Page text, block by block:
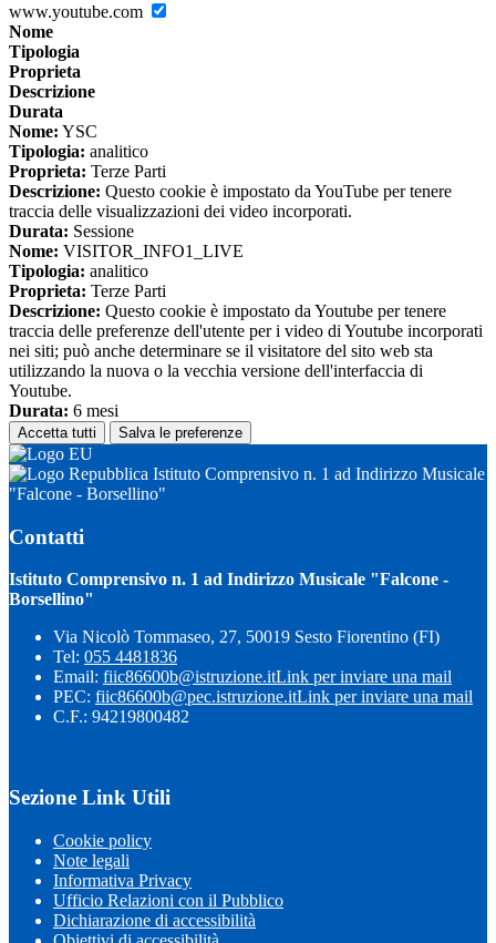
www.youtube.com
Nome
Tipologia
Proprieta
Descrizione
Durata
Nome: YSC
Tipologia: analitico
Proprieta: Terze Parti
Descrizione: Questo cookie è impostato da YouTube per tenere
traccia delle visualizzazioni dei video incorporati.
Durata: Sessione
Nome: VISITOR_INFO1_LIVE
Tipologia: analitico
Proprieta: Terze Parti
Descrizione: Questo cookie è impostato da Youtube per tenere
traccia delle preferenze dell'utente per i video di Youtube incorporati
nei siti; può anche determinare se il visitatore del sito web sta
utilizzando la nuova o la vecchia versione dell'interfaccia di
Youtube.
Durata: 6 mesi
Accetta tutti Salva le preferenze
Istituto Comprensivo n. 1 ad Indirizzo Musicale
"Falcone - Borsellino"
Contatti
Istituto Comprensivo n. 1 ad Indirizzo Musicale "Falcone -
Borsellino"
Via Nicolò Tommaseo, 27, 50019 Sesto Fiorentino (FI)
Tel: 055 4481836
Email: fiic86600b@istruzione.itLink per inviare una mail
PEC: fiic86600b@pec.istruzione.itLink per inviare una mail
C.F.: 94219800482
Sezione Link Utili
Cookie policy
Note legali
Informativa Privacy
Ufficio Relazioni con il Pubblico
Dichiarazione di accessibilità